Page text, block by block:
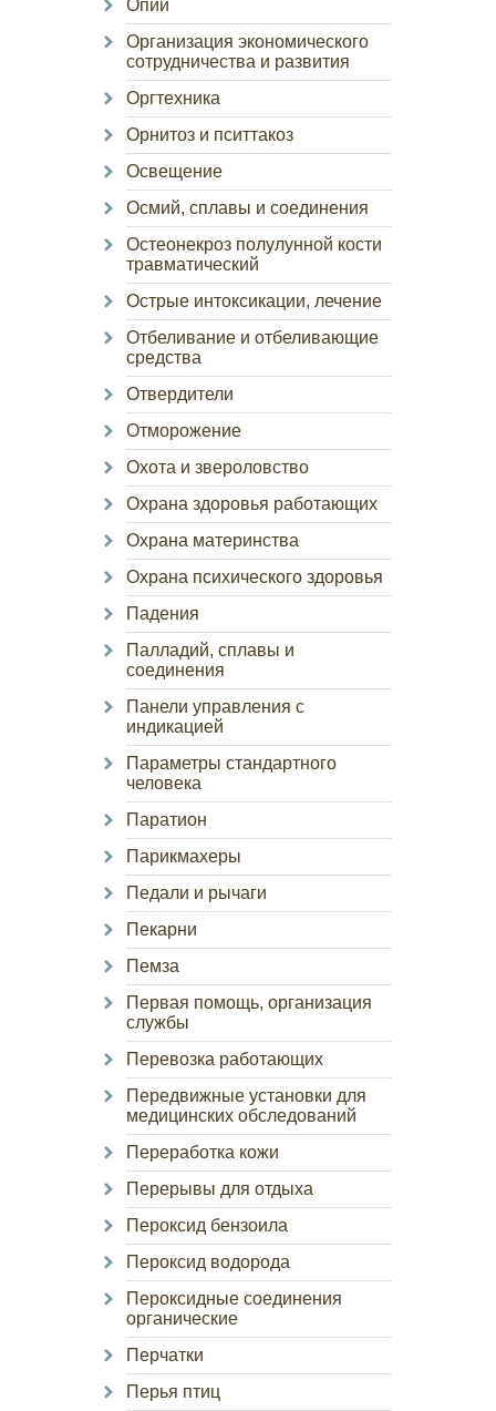
Опий
Организация экономического
сотрудничества и развития
Оргтехника
Орнитоз и пситтакоз
Освещение
Осмий, сплавы и соединения
Остеонекроз полулунной кости
травматический
Острые интоксикации, лечение
Отбеливание и отбеливающие
средства
Отвердители
Отморожение
Охота и звероловство
Охрана здоровья работающих
Охрана материнства
Охрана психического здоровья
Падения
Палладий, сплавы и
соединения
Панели управления с
индикацией
Параметры стандартного
человека
Паратион
Парикмахеры
Педали и рычаги
Пекарни
Пемза
Первая помощь, организация
службы
Перевозка работающих
Передвижные установки для
медицинских обследований
Переработка кожи
Перерывы для отдыха
Пероксид бензоила
Пероксид водорода
Пероксидные соединения
органические
Перчатки
Перья птиц